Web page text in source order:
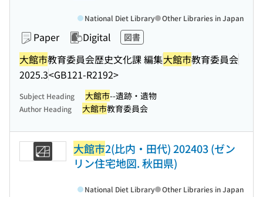
Paper Digital 図書
大館市教育委員会歴史文化課 編集大館市教育委員会
2025.3<GB121-R2192>
National Diet Library Other Libraries in Japan
Subject Heading 大館市--遺跡・遺物
Author Heading 大館市教育委員会
大館市2(比内・田代) 202403 (ゼン
リン住宅地図. 秋田県)
National Diet Library Other Libraries in Japan